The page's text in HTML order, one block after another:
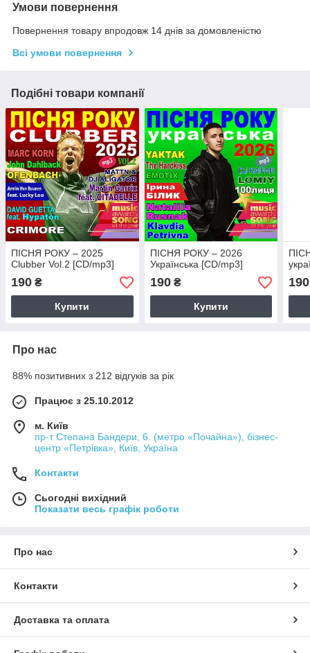
Умови повернення
Повернення товару впродовж 14 днів за домовленістю
Всі умови повернення
Подібні товари компанії
ПІСНЯ РОКУ – 2025
Clubber Vol.2 [CD/mp3]
190 ₴
Купити
ПІСНЯ РОКУ – 2026
Українська [CD/mp3]
190₴
Купити
190
Про нас
88% позитивних з 212 відгуків за рік
Працює з 25.10.2012
м. Київ
пр-т Степана Бандери, 6. (метро «Почайна»), бізнес-
центр «Петрівка», Київ, Україна
Контакти
Сьогодні вихідний
Показати весь графік роботи
Про нас
Контакти
Доставка та оплата